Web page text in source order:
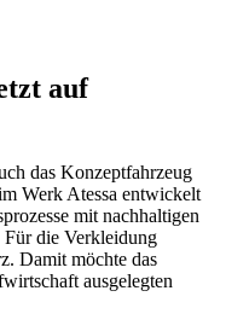
auf
das Konzeptfahrzeug
Werk Atessa entwickelt
mit nachhaltigen
die Verkleidung
Damit möchte das
ausgelegten